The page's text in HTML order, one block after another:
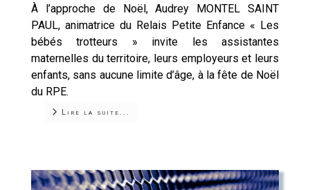
À l’approche de Noël, Audrey MONTEL SAINT
PAUL, animatrice du Relais Petite Enfance « Les
bébés trotteurs » invite les assistantes
maternelles du territoire, leurs employeurs et leurs
enfants, sans aucune limite d’âge, à la fête de Noël
du RPE.
Lire la suite...